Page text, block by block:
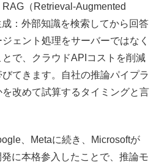
（Retrieval-Augmented
：外部知識を検索してから回答
ェント処理をサーバーではなく
で、クラウドAPIコストを削減
てきます。自社の推論パイプラ
改めて試算するタイミングと言
、Metaに続き、Microsoftが
に本格参入したことで、推論モ